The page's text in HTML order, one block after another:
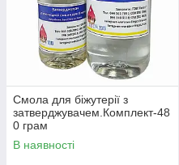
Смола для біжутерії з
затверджувачем.Комплект-48
0 грам
В наявності